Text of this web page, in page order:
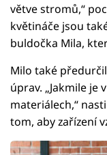
větve stromů,“
květináče jsou
buldočka Mila,
Milo také
úprav. „Jakmile je
materiálech,“
tom, aby zařízení